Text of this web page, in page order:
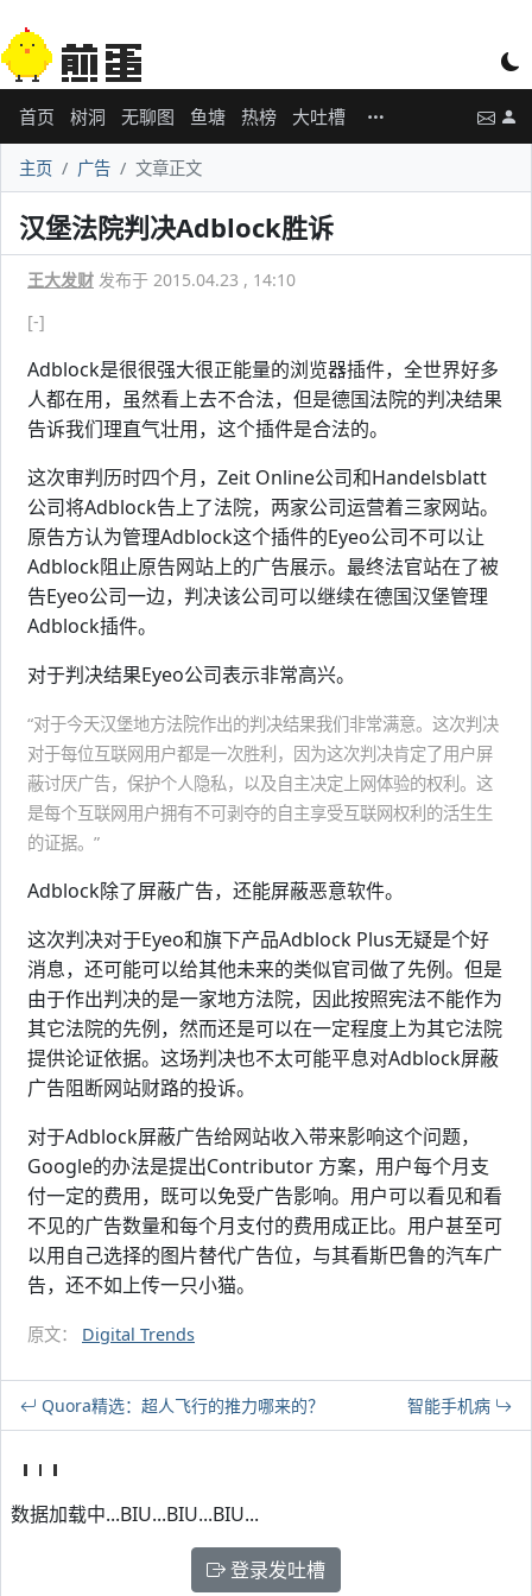
首页 树洞 无聊图 鱼塘 热榜 大吐槽
主页 广告 文章正文
汉堡法院判决Adblock胜诉
王大发财 发布于 2015.04.23 , 14:10
[-]
Adblock是很很强大很正能量的浏览器插件，全世界好多
人都在用，虽然看上去不合法，但是德国法院的判决结果
告诉我们理直气壮用，这个插件是合法的。
这次审判历时四个月，Zeit Online公司和Handelsblatt
公司将Adblock告上了法院，两家公司运营着三家网站。
原告方认为管理Adblock这个插件的Eyeo公司不可以让
Adblock阻止原告网站上的广告展示。最终法官站在了被
告Eyeo公司一边，判决该公司可以继续在德国汉堡管理
Adblock插件。
对于判决结果Eyeo公司表示非常高兴。
“对于今天汉堡地方法院作出的判决结果我们非常满意。这次判决
对于每位互联网用户都是一次胜利，因为这次判决肯定了用户屏
蔽讨厌广告，保护个人隐私，以及自主决定上网体验的权利。这
是每个互联网用户拥有不可剥夺的自主享受互联网权利的活生生
的证据。”
Adblock除了屏蔽广告，还能屏蔽恶意软件。
这次判决对于Eyeo和旗下产品Adblock Plus无疑是个好
消息，还可能可以给其他未来的类似官司做了先例。但是
由于作出判决的是一家地方法院，因此按照宪法不能作为
其它法院的先例，然而还是可以在一定程度上为其它法院
提供论证依据。这场判决也不太可能平息对Adblock屏蔽
广告阻断网站财路的投诉。
对于Adblock屏蔽广告给网站收入带来影响这个问题，
Google的办法是提出Contributor 方案，用户每个月支
付一定的费用，既可以免受广告影响。用户可以看见和看
不见的广告数量和每个月支付的费用成正比。用户甚至可
以用自己选择的图片替代广告位，与其看斯巴鲁的汽车广
告，还不如上传一只小猫。
原文： Digital Trends
Quora精选：超人飞行的推力哪来的？ 智能手机病
数据加载中...BIU...BIU...BIU...
登录发吐槽